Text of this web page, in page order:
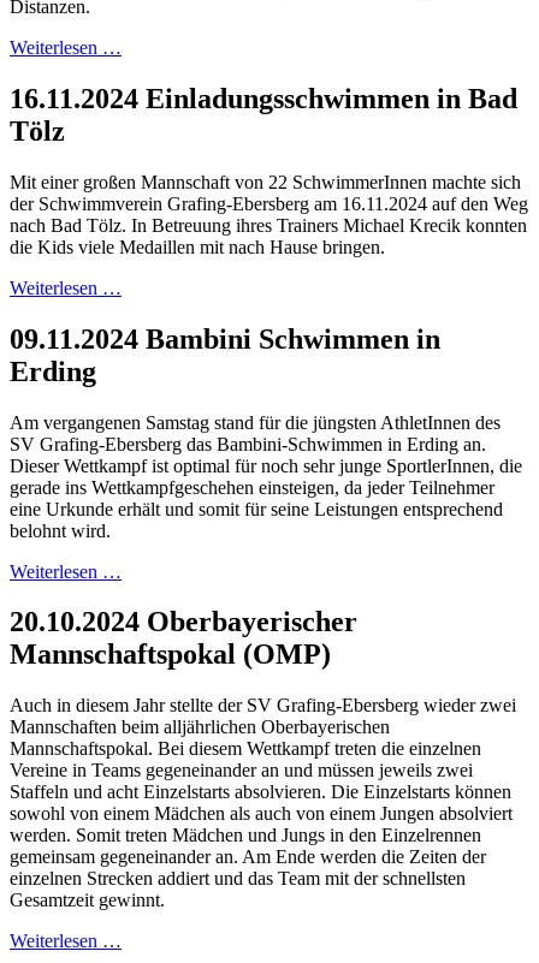
Distanzen.
Weiterlesen …
16.11.2024 Einladungsschwimmen in Bad
Tölz
Mit einer großen Mannschaft von 22 SchwimmerInnen machte sich
der Schwimmverein Grafing-Ebersberg am 16.11.2024 auf den Weg
nach Bad Tölz. In Betreuung ihres Trainers Michael Krecik konnten
die Kids viele Medaillen mit nach Hause bringen.
Weiterlesen …
09.11.2024 Bambini Schwimmen in
Erding
Am vergangenen Samstag stand für die jüngsten AthletInnen des
SV Grafing-Ebersberg das Bambini-Schwimmen in Erding an.
Dieser Wettkampf ist optimal für noch sehr junge SportlerInnen, die
gerade ins Wettkampfgeschehen einsteigen, da jeder Teilnehmer
eine Urkunde erhält und somit für seine Leistungen entsprechend
belohnt wird.
Weiterlesen …
20.10.2024 Oberbayerischer
Mannschaftspokal (OMP)
Auch in diesem Jahr stellte der SV Grafing-Ebersberg wieder zwei
Mannschaften beim alljährlichen Oberbayerischen
Mannschaftspokal. Bei diesem Wettkampf treten die einzelnen
Vereine in Teams gegeneinander an und müssen jeweils zwei
Staffeln und acht Einzelstarts absolvieren. Die Einzelstarts können
sowohl von einem Mädchen als auch von einem Jungen absolviert
werden. Somit treten Mädchen und Jungs in den Einzelrennen
gemeinsam gegeneinander an. Am Ende werden die Zeiten der
einzelnen Strecken addiert und das Team mit der schnellsten
Gesamtzeit gewinnt.
Weiterlesen …